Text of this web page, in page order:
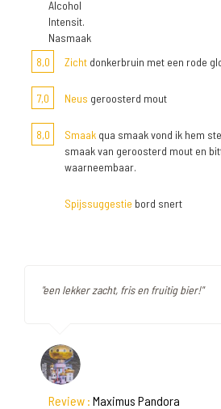
Alcohol
Intensit.
Nasmaak
8,0
Zicht donkerbruin met een rode
7,0 Neus geroosterd mout
8,0 Smaak qua smaak vond ik hem
smaak van geroosterd mout en
waarneembaar.
Spijssuggestie bord snert
"een lekker zacht, fris en fruitig bier!"
Review : Maximus Pandora